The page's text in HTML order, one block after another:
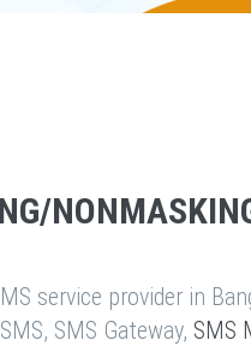
service provider in
SMS Gateway, SMS